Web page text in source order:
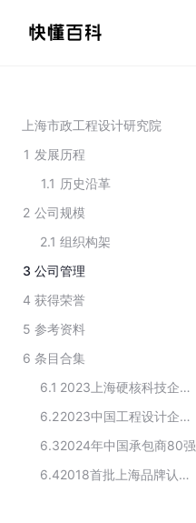
上海市政工程设计研究院
1 发展历程
1.1 历史沿革
2 公司规模
2.1 组织构架
3 公司管理
4 获得荣誉
5 参考资料
6 条目合集
6.1
2023上海硬核科技企业TOP100榜单
6.2
2023中国工程设计企业60强
6.32024年中国承包商80强
6.4
2018首批上海品牌认证企业名单